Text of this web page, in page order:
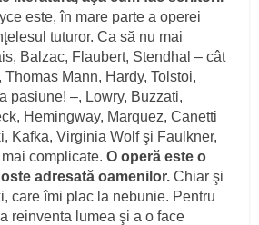
este, în mare parte a operei
tuturor. Ca să nu mai
Balzac, Flaubert, Stendhal – cât
Mann, Hardy, Tolstoi,
pasiune! –, Lowry, Buzzati,
Hemingway, Marquez, Canetti
Kafka, Virginia Wolf şi Faulkner,
mai complicate.O operă este o
adresată oamenilor.Chiar şi
care îmi plac la nebunie. Pentru
reinventa lumea şi a o face